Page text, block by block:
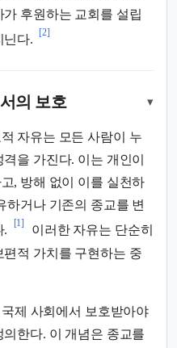
후원하는 교회를 설립
닌다.
[2]
의 보호 ▾
자유는 모든 사람이 누
격을 가진다. 이는 개인이
, 방해 없이 이를 실천하
하거나 기존의 종교를 변
.
[1]
이러한 자유는 단순히
편적 가치를 구현하는 중
국제 사회에서 보호받아야
한다. 이 개념은 종교를